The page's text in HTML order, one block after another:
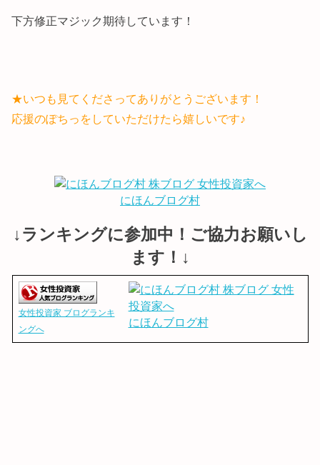
下方修正マジック期待しています！
★いつも見てくださってありがとうございます！
応援のぽちっをしていただけたら嬉しいです♪
にほんブログ村
↓ランキングに参加中！ご協力お願いし
ます！↓
女性投資家 ブログランキ
ングへ
にほんブログ村